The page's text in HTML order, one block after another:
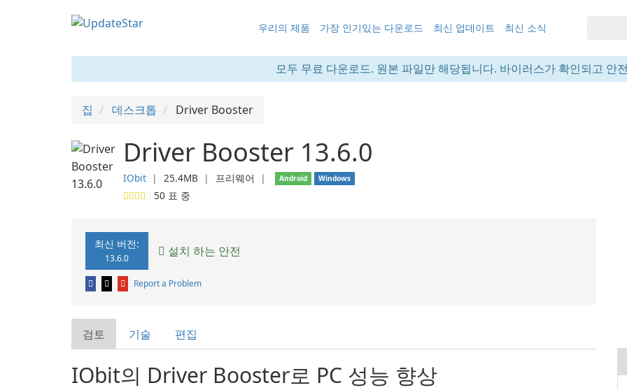
우리의 제품 가장 인기있는 다운로드 최신 업데이트 최신 소식
모두 무료 다운로드. 원본 파일만 해당됩니다. 바이러스가 확인되고 안
집 데스크톱 Driver Booster
Driver Booster 13.6.0
IObit ❘ 25.4MB ❘ 프리웨어 ❘ Android Windows
50 표 중
최신 버전:
13.6.0 설치 하는 안전
Report a Problem
검토 기술 편집
IObit의 Driver Booster로 PC 성능 향상